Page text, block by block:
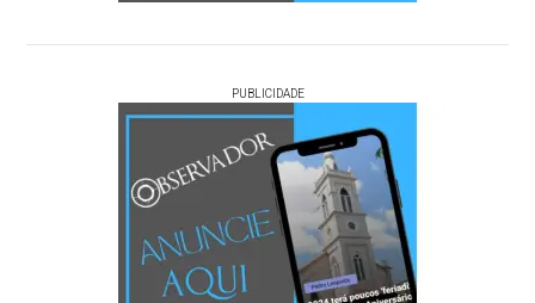
PUBLICIDADE